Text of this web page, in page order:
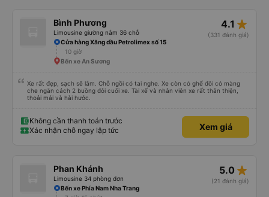
Bình Phương
Limousine giường nằm 36 chỗ
4.1 star_rate
(331 đánh giá)
Cửa hàng Xăng dầu Petrolimex số 15
10 giờ
Bến xe An Sương
Xe rất đẹp, sạch sẽ lắm. Chỗ ngồi có tai nghe. Xe còn có ghế đôi có màng
che ngăn cách 2 buồng đôi cuối xe. Tài xế và nhân viên xe rất thân thiện,
thoải mái và hài hước.
Không cần thanh toán trước
Xác nhận chỗ ngay lập tức
Xem giá
Phan Khánh
Limousine 34 phòng đơn
5.0 star_rate
(21 đánh giá)
Bến xe Phía Nam Nha Trang